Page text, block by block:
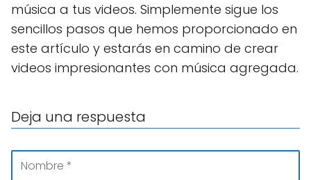
música a tus videos. Simplemente sigue los
sencillos pasos que hemos proporcionado en
este artículo y estarás en camino de crear
videos impresionantes con música agregada.
Deja una respuesta